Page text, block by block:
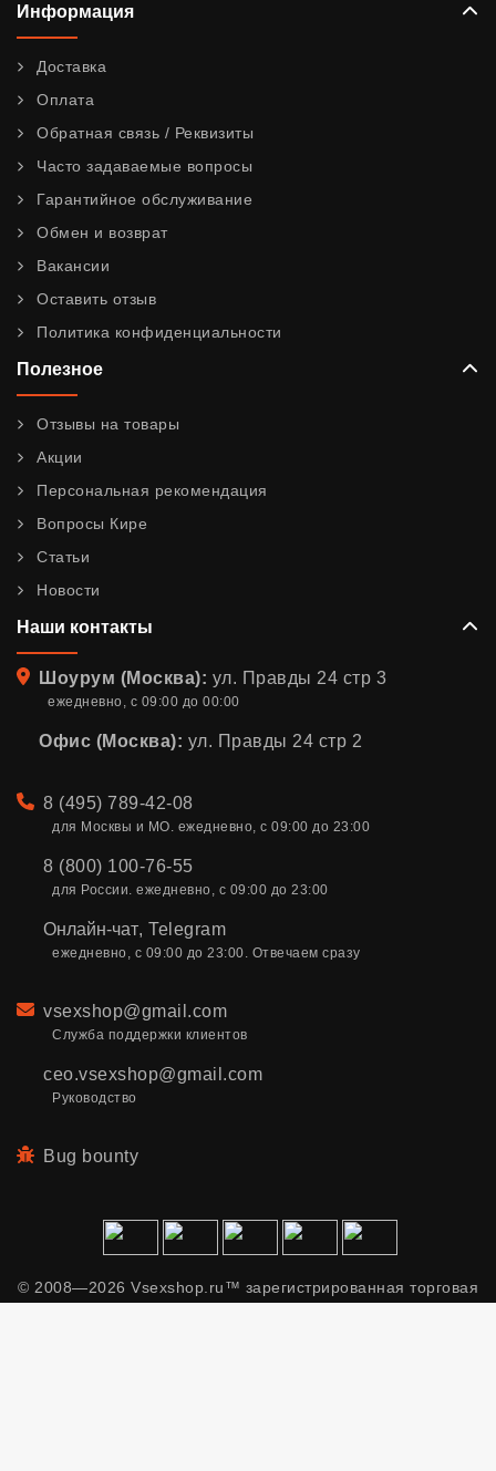
Информация
Доставка
Оплата
Обратная связь / Реквизиты
Часто задаваемые вопросы
Гарантийное обслуживание
Обмен и возврат
Вакансии
Оставить отзыв
Политика конфиденциальности
Полезное
Отзывы на товары
Акции
Персональная рекомендация
Вопросы Кире
Статьи
Новости
Наши контакты
Адрес
Шоурум (Москва): ул. Правды 24 стр 3
ежедневно, с 09:00 до 00:00
Офис (Москва): ул. Правды 24 стр 2
Телефон
8 (495) 789-42-08
для Москвы и МО. ежедневно, с 09:00 до 23:00
8 (800) 100-76-55
для России. ежедневно, с 09:00 до 23:00
Онлайн-чат, Telegram
ежедневно, с 09:00 до 23:00. Отвечаем сразу
Email
vsexshop@gmail.com
Служба поддержки клиентов
ceo.vsexshop@gmail.com
Руководство
Bug bounty
© 2008—2026 Vsexshop.ru™ зарегистрированная торговая